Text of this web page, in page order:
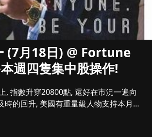
(7月18日) @ Fortune
週四隻集中股操作!
, 指數升穿20800點, 還好在市況一遍向
時的回升, 美國有重量級人物支持本月只